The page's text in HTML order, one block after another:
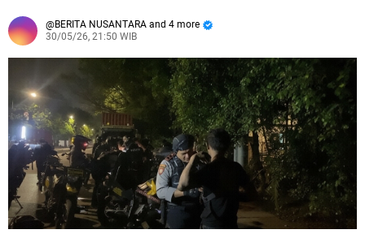
BERITA NUSANTARA and 4 more
30/05/26, 21:50 WIB